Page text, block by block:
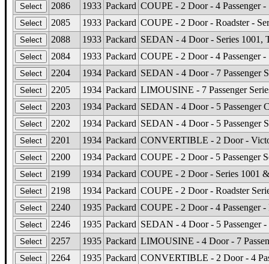
2086
1933 Packard COUPE - 2 Door - 4 Passenger
2085
1933 Packard COUPE - 2 Door - Roadster -
2088
1933 Packard SEDAN - 4 Door - Series 1001,
2084
1933 Packard COUPE - 2 Door - 4 Passenger -
2204
1934 Packard SEDAN - 4 Door - 7 Passenger
2205
1934 Packard LIMOUSINE - 7 Passenger
2203
1934 Packard SEDAN - 4 Door - 5 Passenger
2202
1934 Packard SEDAN - 4 Door - 5 Passenger
2201
1934 Packard CONVERTIBLE - 2 Door -
2200
1934 Packard COUPE - 2 Door - 5 Passenger
2199
1934 Packard COUPE - 2 Door - Series 1001
2198
1934 Packard COUPE - 2 Door - Roadster
2240
1935 Packard COUPE - 2 Door - 4 Passenger
2246
1935 Packard SEDAN - 4 Door - 5 Passenger
2257
1935 Packard LIMOUSINE - 4 Door - 7
2264
1935 Packard CONVERTIBLE - 2 Door - 4